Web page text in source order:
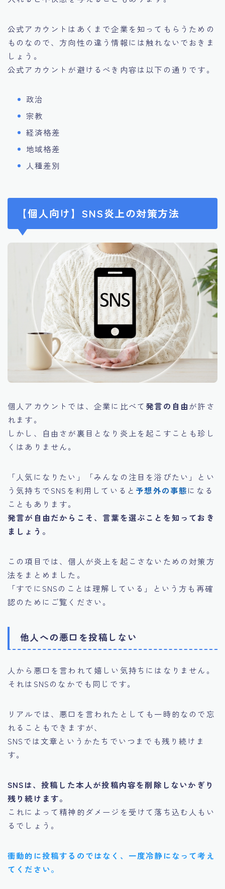
公式アカウントはあくまで企業を知ってもらうための
ものなので、方向性の違う情報には触れないでおきま
しょう。
公式アカウントが避けるべき内容は以下の通りです。
政治
宗教
経済格差
地域格差
人種差別
【個人向け】SNS炎上の対策方法
個人アカウントでは、企業に比べて発言の自由が許さ
れます。
しかし、自由さが裏目となり炎上を起こすことも珍し
くはありません。
「人気になりたい」「みんなの注目を浴びたい」とい
う気持ちでSNSを利用していると 予想外の事態になる
こともあります。
発言が自由だからこそ、言葉を選ぶことを知っておき
ましょう。
この項目では、個人が炎上を起こさないための対策方
法をまとめました。
「すでにSNSのことは理解している」という方も再確
認のためにご覧ください。
他人への悪口を投稿しない
人から悪口を言われて嬉しい気持ちにはなりません。
それはSNSのなかでも同じです。
リアルでは、悪口を言われたとしても一時的なので忘
れることもできますが、
SNSでは文章というかたちでいつまでも残り続けま
す。
SNSは、投稿した本人が投稿内容を削除しないかぎり
残り続けます。
これによって精神的ダメージを受けて落ち込む人もい
るでしょう。
衝動的に投稿するのではなく、一度冷静になって考え
てください。